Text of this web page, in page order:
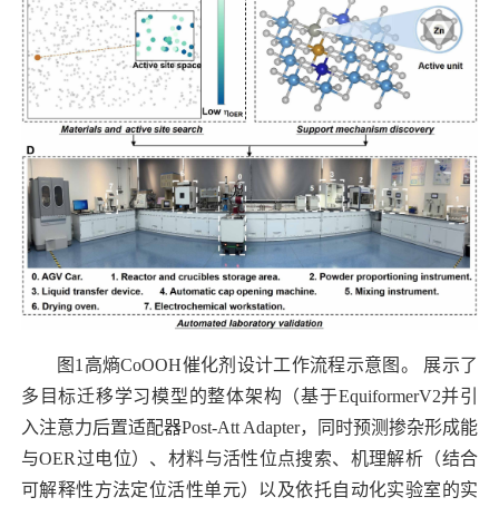
图1高熵CoOOH催化剂设计工作流程示意图。
展示了
多目标迁移学习模型的整体架构（基于EquiformerV2并引
入注意力后置适配器Post-Att Adapter，同时预测掺杂形成能
与OER过电位）、材料与活性位点搜索、机理解析（结合
可解释性方法定位活性单元）以及依托自动化实验室的实